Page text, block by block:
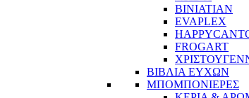
BINIATIAN
EVAPLEX
FROGART
ΒΙΒΛΙΑ ΕΥΧΩΝ
ΜΠΟΜΠΟΝΙΕΡΕΣ